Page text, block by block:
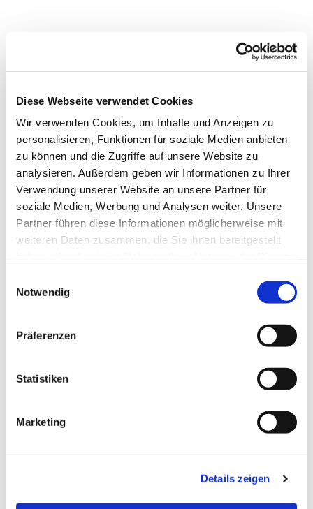
Diese Webseite verwendet Cookies
Wir verwenden Cookies, um Inhalte und Anzeigen zu
personalisieren, Funktionen für soziale Medien anbieten
zu können und die Zugriffe auf unsere Website zu
analysieren. Außerdem geben wir Informationen zu Ihrer
Verwendung unserer Website an unsere Partner für
soziale Medien, Werbung und Analysen weiter. Unsere
Partner führen diese Informationen möglicherweise mit
weiteren Daten zusammen, die Sie ihnen bereitgestellt
Notwendig
Präferenzen
Statistiken
Marketing
Details zeigen
Dies könnte Sie auch
interessieren